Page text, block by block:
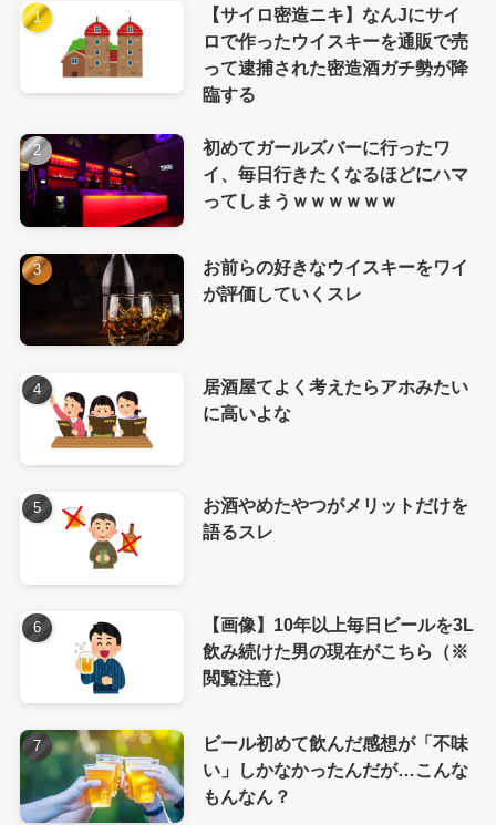
【サイロ密造ニキ】なんJにサイ
ロで作ったウイスキーを通販で売
って逮捕された密造酒ガチ勢が降
臨する
初めてガールズバーに行ったワ
イ、毎日行きたくなるほどにハマ
ってしまうｗｗｗｗｗｗ
お前らの好きなウイスキーをワイ
が評価していくスレ
居酒屋てよく考えたらアホみたい
に高いよな
お酒やめたやつがメリットだけを
語るスレ
【画像】10年以上毎日ビールを3L
飲み続けた男の現在がこちら（※
閲覧注意）
ビール初めて飲んだ感想が「不味
い」しかなかったんだが…こんな
もんなん？